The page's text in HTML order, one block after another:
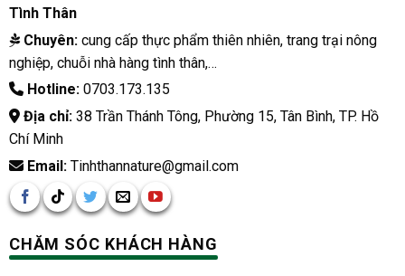
Tình Thân
Chuyên:cung cấp thực phẩm thiên nhiên, trang trại nông
nghiệp, chuỗi nhà hàng tình thân,…
Hotline:0703.173.135
Địa chỉ:38 Trần Thánh Tông, Phường 15, Tân Bình, TP. Hồ
Chí Minh
Email:Tinhthannature@gmail.com
CHĂM SÓC KHÁCH HÀNG